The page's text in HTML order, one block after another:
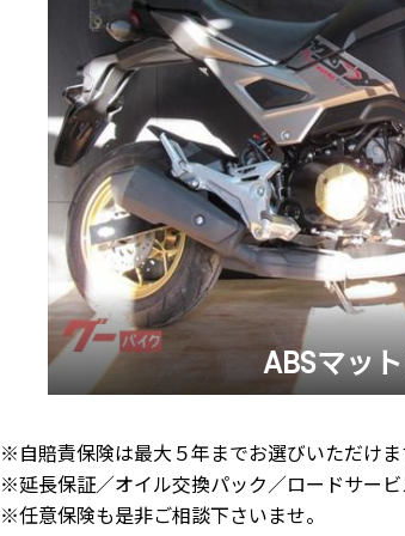
ABSマッ
※自賠責保険は最大５年までお選びいただけま
※延長保証／オイル交換パック／ロードサー
※任意保険も是非ご相談下さいませ。